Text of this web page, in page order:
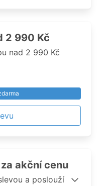
2 990 Kč
nad 2 990 Kč
akční cenu
a poslouží